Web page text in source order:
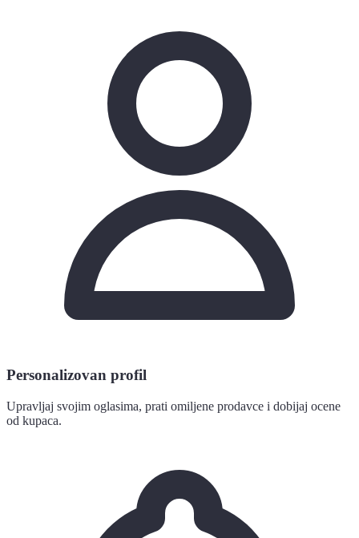
Personalizovan profil
Upravljaj svojim oglasima, prati omiljene prodavce i dobijaj ocene
od kupaca.